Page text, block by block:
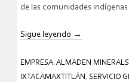
de las comunidades
Sigue leyendo →
EMPRESA: ALMADEN MINERALS
IXTACAMAXTITLÁN , SERVICIO